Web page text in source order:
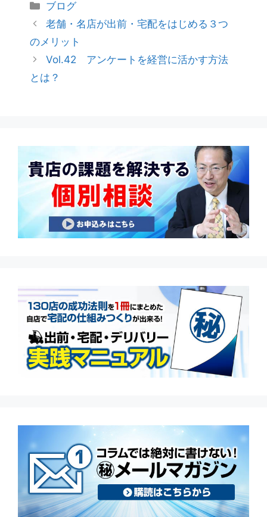
ブログ
老舗・名店が出前・宅配をはじめる３つ
のメリット
Vol.42 アンケートを経営に活かす方法
とは？